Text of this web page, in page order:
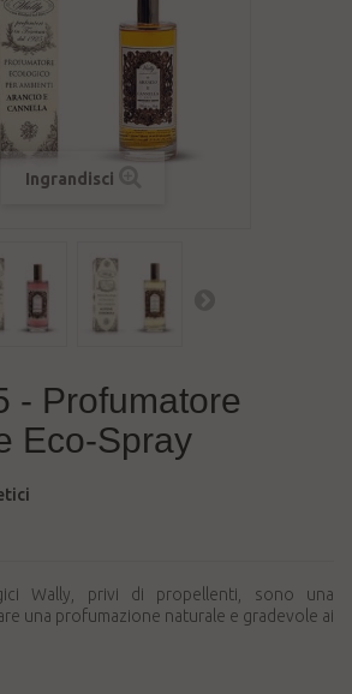
Ingrandisci
- Profumatore
Eco-Spray
Wally, privi di propellenti, sono una
una profumazione naturale e gradevole ai